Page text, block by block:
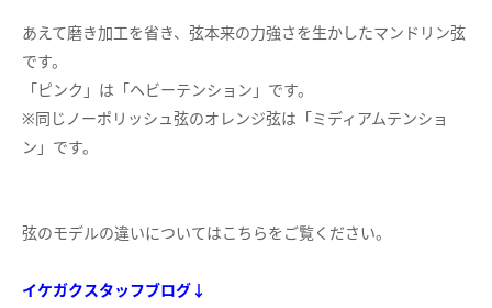
あえて磨き加工を省き、弦本来の力強さを生かしたマンドリン弦
です。
「ピンク」は「ヘビーテンション」です。
※同じノーポリッシュ弦のオレンジ弦は「ミディアムテンショ
ン」です。
弦のモデルの違いについてはこちらをご覧ください。
イケガクスタッフブログ↓